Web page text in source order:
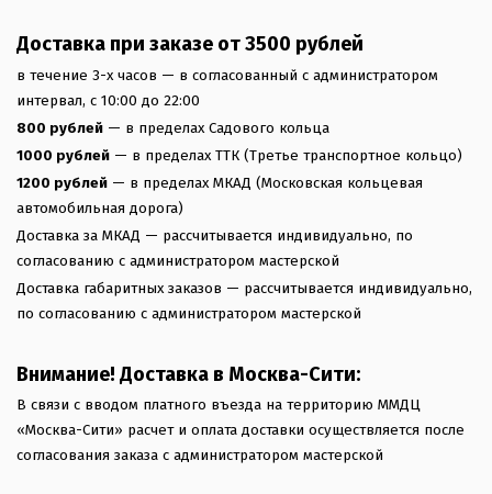
Доставка при заказе от 3500 рублей
в течение 3-х часов — в согласованный с администратором
интервал, с 10:00 до 22:00
800 рублей — в пределах Садового кольца
1000 рублей — в пределах ТТК (Третье транспортное кольцо)
1200 рублей — в пределах МКАД (Московская кольцевая
автомобильная дорога)
Доставка за МКАД — рассчитывается индивидуально, по
согласованию с администратором мастерской
Доставка габаритных заказов — рассчитывается индивидуально,
по согласованию с администратором мастерской
Внимание! Доставка в Москва-Сити:
В связи с вводом платного въезда на территорию ММДЦ
«Москва-Сити» расчет и оплата доставки осуществляется после
согласования заказа с администратором мастерской